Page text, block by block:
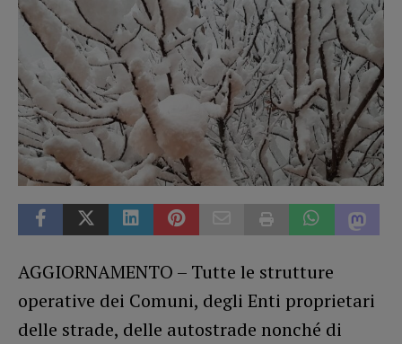
AGGIORNAMENTO – Tutte le strutture
operative dei Comuni, degli Enti proprietari
delle strade, delle autostrade nonché di